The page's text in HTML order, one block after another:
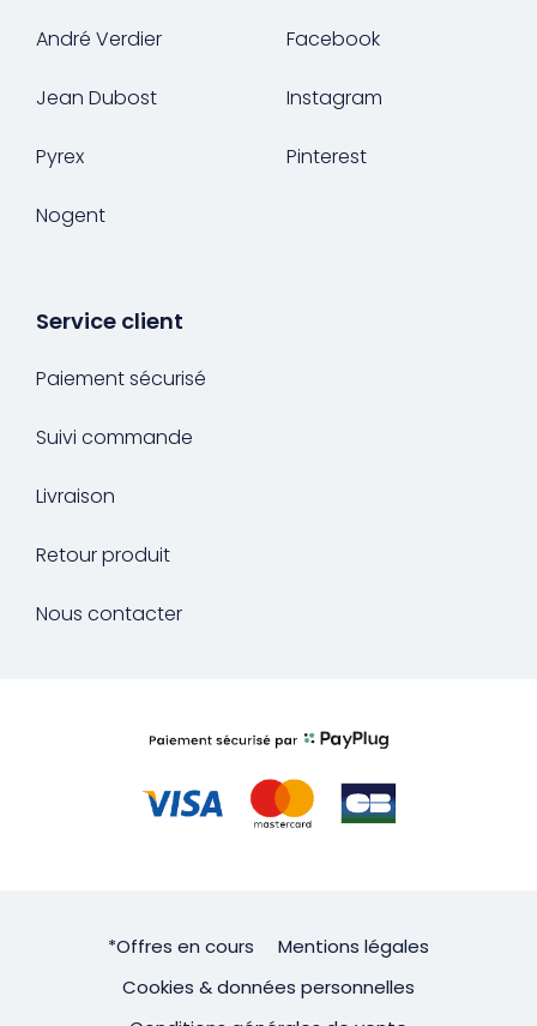
André Verdier
Jean Dubost
Pyrex
Nogent
Facebook
Instagram
Pinterest
Service client
Paiement sécurisé
Suivi commande
Livraison
Retour produit
Nous contacter
*Offres en cours
Mentions légales
Cookies & données personnelles